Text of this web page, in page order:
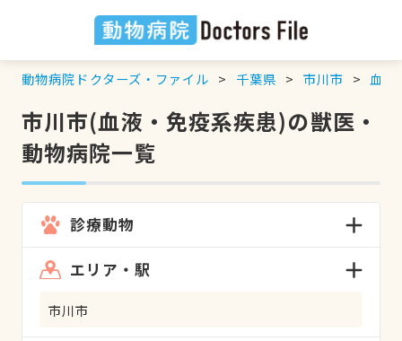
動物病院ドクターズ・ファイル 千葉県 市川市 血液
市川市(血液・免疫系疾患)の獣医・
動物病院一覧
診療動物
エリア・駅
市川市